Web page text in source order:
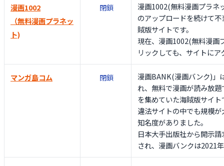
漫画1002
（無料漫画プラネッ
ト)
閉鎖
漫画1002(無料漫画プラネ
のアップロードを続けて
賊版サイトです。
現在、漫画1002(無料漫画
リックしても、サイトに
マンガ島コム 閉鎖
漫画BANK(漫画バンク)」
れ、無料で漫画が読み放
を集めていた海賊版サイト
違法サイトの中でも規模
知名度がありました。
日本大手出版社から開示
され、漫画バンクは2021